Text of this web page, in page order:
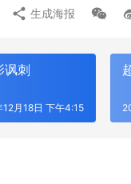
生成海报
讽刺
月18日 下午4:15